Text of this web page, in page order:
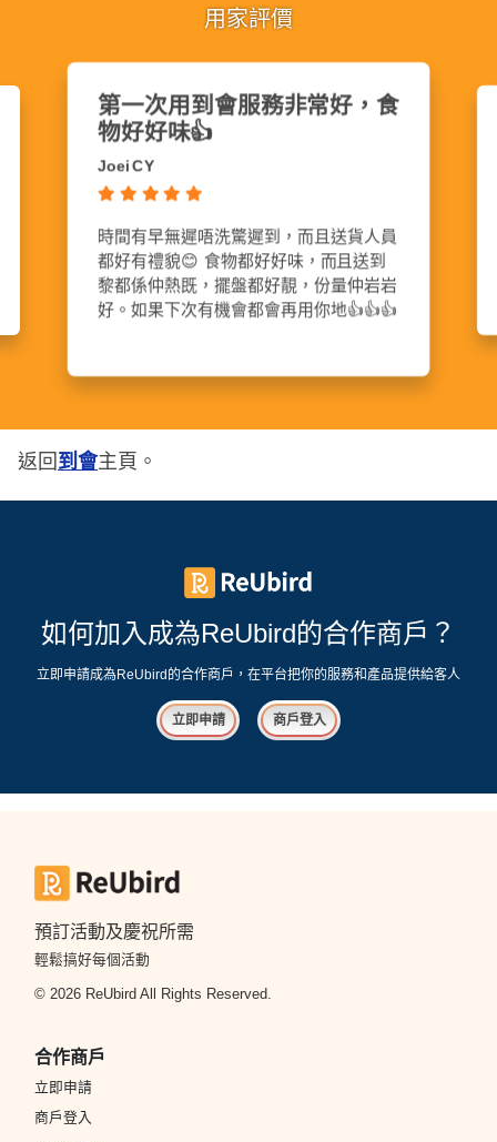
用家評價
化....總之大家可以試
暫時食過最好食既到會
食過最好食既到會🤤 以後party
咁辛苦啦🤩
返回 到會主頁。
如何加入成為ReUbird的合作商戶？
立即申請成為ReUbird的合作商戶，在平台把你的服務和產品提供給客人
立即申請 商戶登入
預訂活動及慶祝所需
輕鬆搞好每個活動
© 2026 ReUbird All Rights Reserved.
合作商戶
立即申請
商戶登入